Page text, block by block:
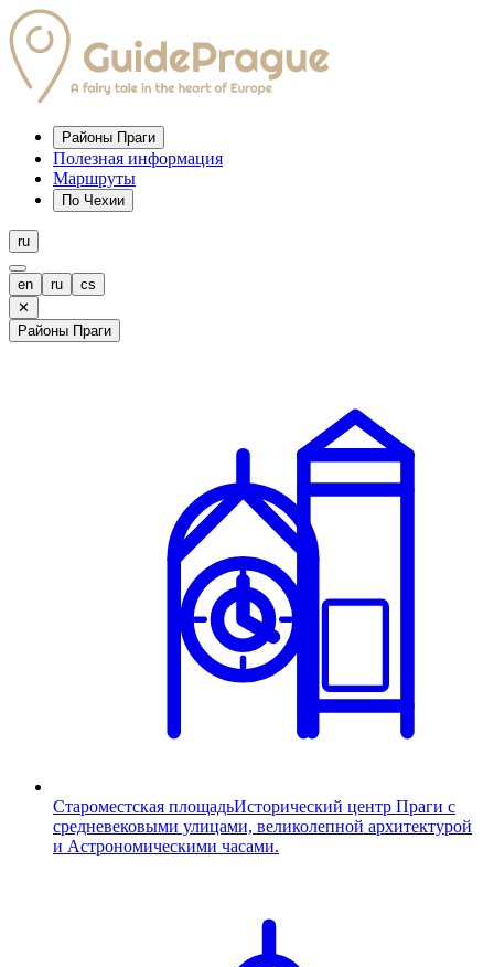
Районы Праги
Полезная информация
Маршруты
По Чехии
ru
en ru
cs
✕
Районы Праги
Староместская площадьИсторический центр Праги с
средневековыми улицами, великолепной архитектурой
и Астрономическими часами.